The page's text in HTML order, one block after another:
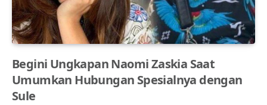
Begini Ungkapan Naomi Zaskia Saat
Umumkan Hubungan Spesialnya dengan
Sule